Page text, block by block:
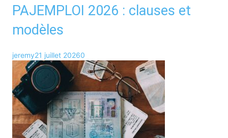
PAJEMPLOI 2026 : clauses et
modèles
jeremy21 juillet 20260